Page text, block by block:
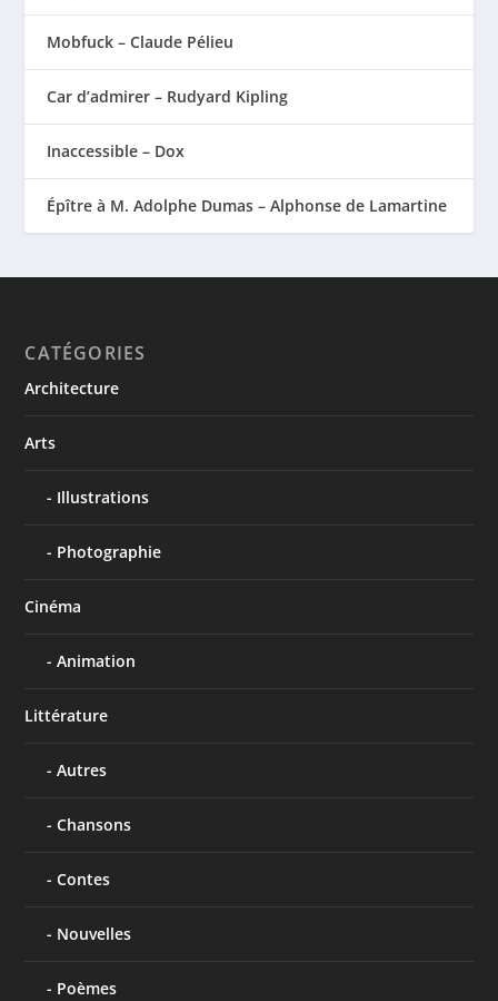
Mobfuck – Claude Pélieu
Car d’admirer – Rudyard Kipling
Inaccessible – Dox
Épître à M. Adolphe Dumas – Alphonse de Lamartine
CATÉGORIES
Architecture
Arts
Illustrations
Photographie
Cinéma
Animation
Littérature
Autres
Chansons
Contes
Nouvelles
Poèmes